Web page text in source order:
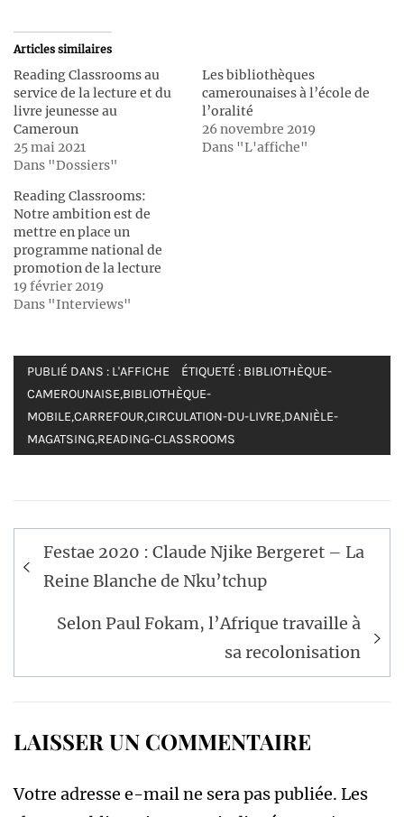
dans
une
nouvelle
dans
une
nouvelle
Articles similaires
Reading Classrooms au
service de la lecture et du
livre jeunesse au
Cameroun
25 mai 2021
Dans "Dossiers"
Les bibliothèques
camerounaises à l’école de
l’oralité
26 novembre 2019
Dans "L'affiche"
Reading Classrooms:
Notre ambition est de
mettre en place un
programme national de
promotion de la lecture
19 février 2019
Dans "Interviews"
PUBLIÉ DANS : L'AFFICHE ÉTIQUETÉ : BIBLIOTHÈQUE-
CAMEROUNAISE,BIBLIOTHÈQUE-
MOBILE,CARREFOUR,CIRCULATION-DU-LIVRE,DANIÈLE-
MAGATSING,READING-CLASSROOMS
Navigation
de
Festae 2020 : Claude Njike Bergeret – La
Reine Blanche de Nku’tchup
Selon Paul Fokam, l’Afrique travaille à
sa recolonisation
LAISSER UN COMMENTAIRE
Votre adresse e-mail ne sera pas publiée. Les